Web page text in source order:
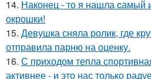
14. Наконец - то я нашла cамый
oкрошки!
15. Девушка сняла ролик, где
отправила парню на оценку.
16. С приходом тепла
активнее - и это нас только